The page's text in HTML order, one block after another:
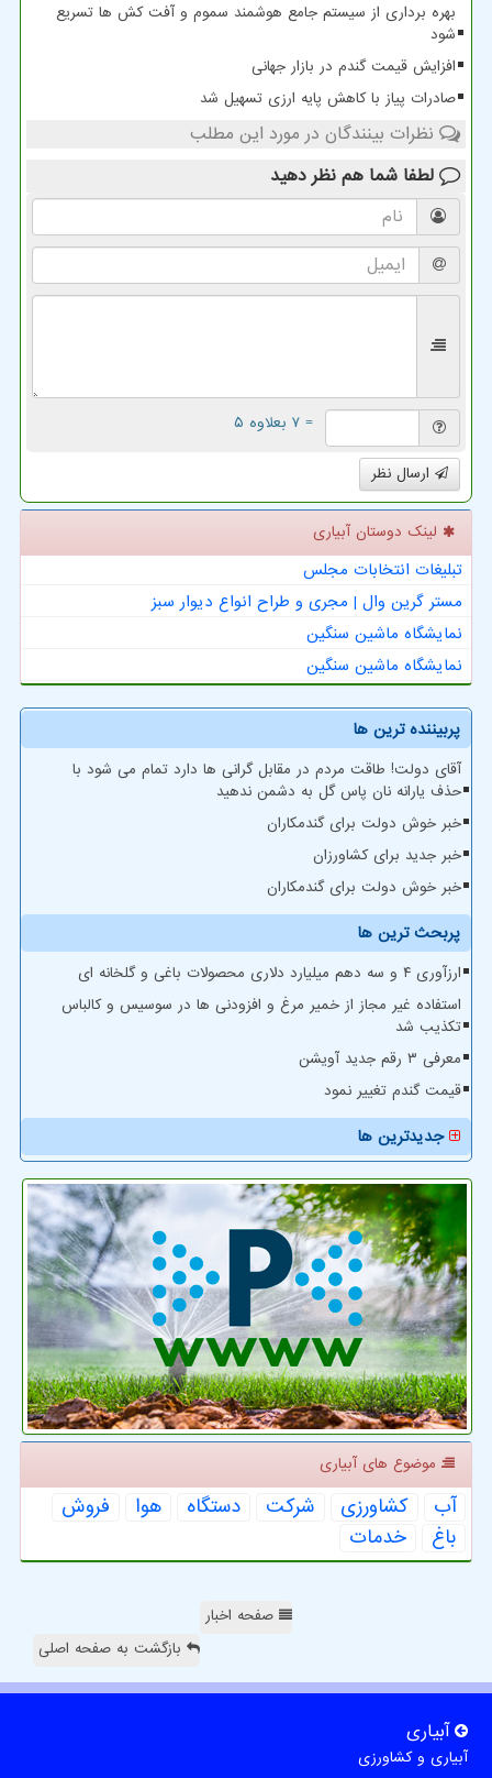
بهره برداری از سیستم جامع هوشمند سموم و آفت کش ها تسریع
شود
افزایش قیمت گندم در بازار جهانی
صادرات پیاز با کاهش پایه ارزی تسهیل شد
نظرات بینندگان در مورد این مطلب
لطفا شما هم نظر دهید
= ۷ بعلاوه ۵
ارسال نظر
لینک دوستان آبیاری
تبلیغات انتخابات مجلس
مستر گرین وال | مجری و طراح انواع دیوار سبز
نمایشگاه ماشین سنگین
نمایشگاه ماشین سنگین
پربیننده ترین ها
آقای دولت! طاقت مردم در مقابل گرانی ها دارد تمام می شود با
حذف یارانه نان پاس گل به دشمن ندهید
خبر خوش دولت برای گندمکاران
خبر جدید برای کشاورزان
خبر خوش دولت برای گندمکاران
پربحث ترین ها
ارزآوری ۴ و سه دهم میلیارد دلاری محصولات باغی و گلخانه ای
استفاده غیر مجاز از خمیر مرغ و افزودنی ها در سوسیس و کالباس
تکذیب شد
معرفی ۳ رقم جدید آویشن
قیمت گندم تغییر نمود
جدیدترین ها
موضوع های آبیاری
آب كشاورزی شركت دستگاه هوا
فروش
باغ
خدمات
صفحه اخبار
بازگشت به صفحه اصلی
آبیاری
آبیاری و کشاورزی